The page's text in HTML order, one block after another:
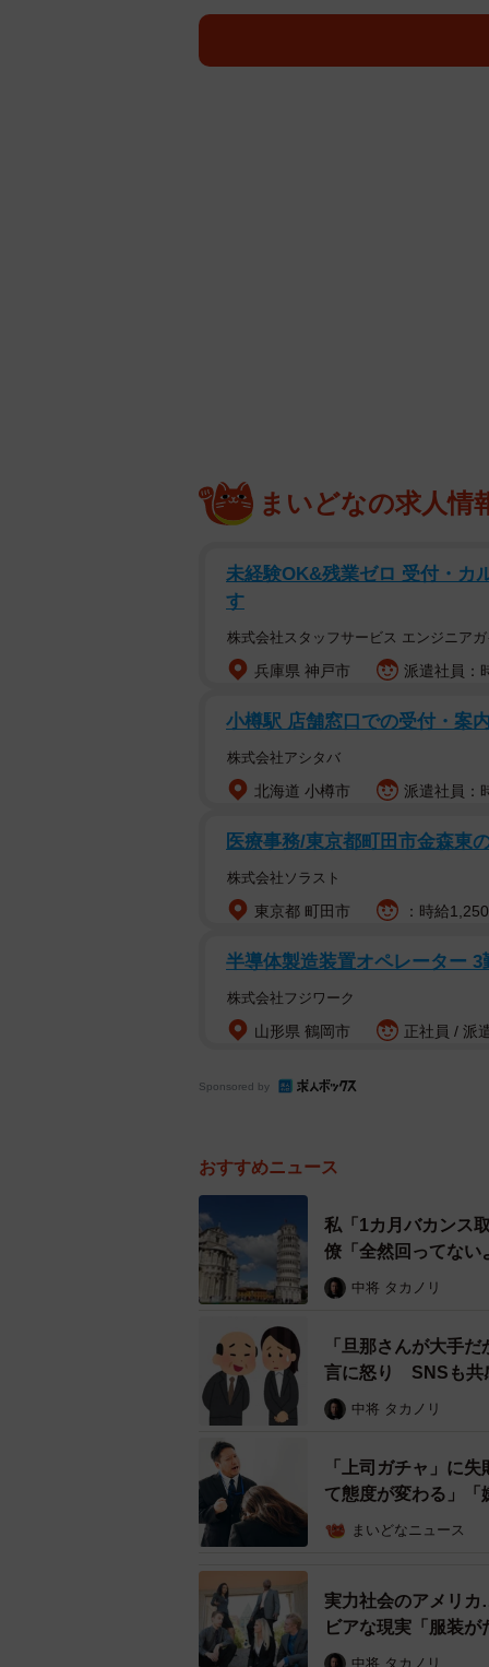
まいどなの求人情
未経験OK&残業ゼロ 受付・カ
す
株式会社スタッフサービス エンジニア
兵庫県 神戸市 派遣社員：
小樽駅 店舗窓口での受付・案
株式会社アシタバ
北海道 小樽市 派遣社員：
医療事務/東京都町田市金森東
株式会社ソラスト
東京都 町田市 ：時給
半導体製造装置オペレーター 3
株式会社フジワーク
山形県 鶴岡市 正社員 / 派
Sponsored by
おすすめニュース
私「1カ月バカンス
僚「全然回ってな
中将 タカノリ
「旦那さんが大手
言に怒り SNSも共
中将 タカノリ
「上司ガチャ」に
て態度が変わる」「
まいどなニュース
実力社会のアメリ
ビアな現実「服装
中将 タカノリ